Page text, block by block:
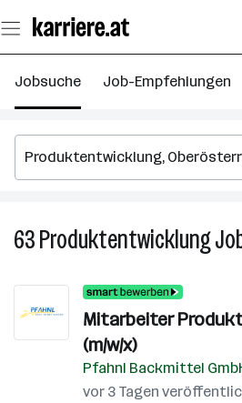
Seiteninhalt
springen
Jobsuche Job-Empfehlungen
63Produktentwicklung
Mitarbeiter
(m/w/x)
Pfahnl Backmittel
vor 3 Tagen